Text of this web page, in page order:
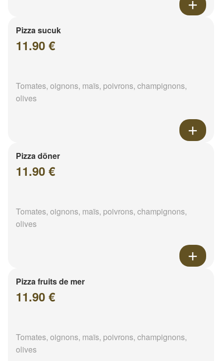
Pizza sucuk
11.90 €
Tomates, oignons, maïs, poivrons, champignons,
olives
Pizza döner
11.90 €
Tomates, oignons, maïs, poivrons, champignons,
olives
Pizza fruits de mer
11.90 €
Tomates, oignons, maïs, poivrons, champignons,
olives